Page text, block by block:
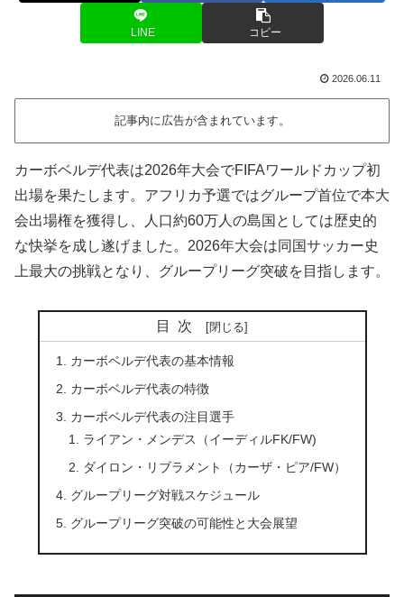
LINE コピー
2026.06.11
記事内に広告が含まれています。
カーボベルデ代表は2026年大会でFIFAワールドカップ初
出場を果たします。アフリカ予選ではグループ首位で本大
会出場権を獲得し、人口約60万人の島国としては歴史的
な快挙を成し遂げました。2026年大会は同国サッカー史
上最大の挑戦となり、グループリーグ突破を目指します。
目次
カーボベルデ代表の基本情報
カーボベルデ代表の特徴
カーボベルデ代表の注目選手
ライアン・メンデス（イーディルFK/FW)
ダイロン・リブラメント（カーザ・ピア/FW）
グループリーグ対戦スケジュール
グループリーグ突破の可能性と大会展望